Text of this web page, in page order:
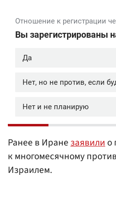
Ранее в Иранезаявилио
к многомесячному
Израилем.